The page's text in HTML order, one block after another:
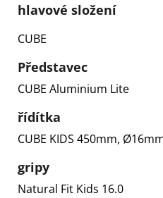
hlavové složení
CUBE
Představec
CUBE Aluminium Lite
řídítka
CUBE KIDS 450mm,
gripy
Natural Fit Kids 16.0